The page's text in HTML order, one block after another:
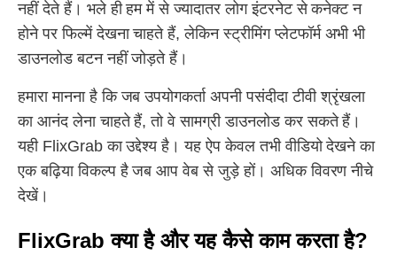
नहीं देते हैं। भले ही हम में से ज्यादातर लोग इंटरनेट से कनेक्ट न
होने पर फिल्में देखना चाहते हैं, लेकिन स्ट्रीमिंग प्लेटफॉर्म अभी भी
डाउनलोड बटन नहीं जोड़ते हैं।
हमारा मानना ​​​​है कि जब उपयोगकर्ता अपनी पसंदीदा टीवी श्रृंखला
का आनंद लेना चाहते हैं, तो वे सामग्री डाउनलोड कर सकते हैं।
यही FlixGrab का उद्देश्य है। यह ऐप केवल तभी वीडियो देखने का
एक बढ़िया विकल्प है जब आप वेब से जुड़े हों। अधिक विवरण नीचे
देखें।
FlixGrab क्या है और यह कैसे काम करता है?